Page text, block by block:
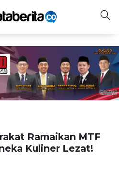
Ramaikan MTF
Kuliner Lezat!